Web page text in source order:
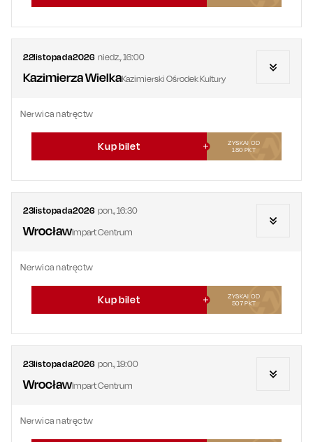
22listopada2026 niedz.,16:00
Kazimierza WielkaKazimierski Ośrodek Kultury
Nerwica natręctw
Kup bilet
ZYSKAJ OD
180 PKT
23listopada2026 pon.,16:30
WrocławImpart Centrum
Nerwica natręctw
Kup bilet
ZYSKAJ OD
507PKT
23listopada2026 pon.,19:00
WrocławImpart Centrum
Nerwica natręctw